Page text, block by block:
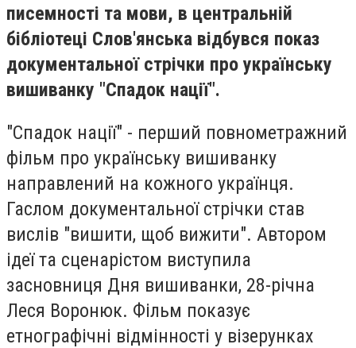
писемності та мови, в центральній
бібліотеці Слов'янська відбувся показ
документальної стрічки про українську
вишиванку "Спадок нації".
"Спадок нації" - перший повнометражний
фільм про українську вишиванку
направлений на кожного українця.
Гаслом документальної стрічки став
вислів "вишити, щоб вижити". Автором
ідеї та сценарістом виступила
засновниця Дня вишиванки, 28-річна
Леся Воронюк. Фільм показує
етнографічні відмінності у візерунках